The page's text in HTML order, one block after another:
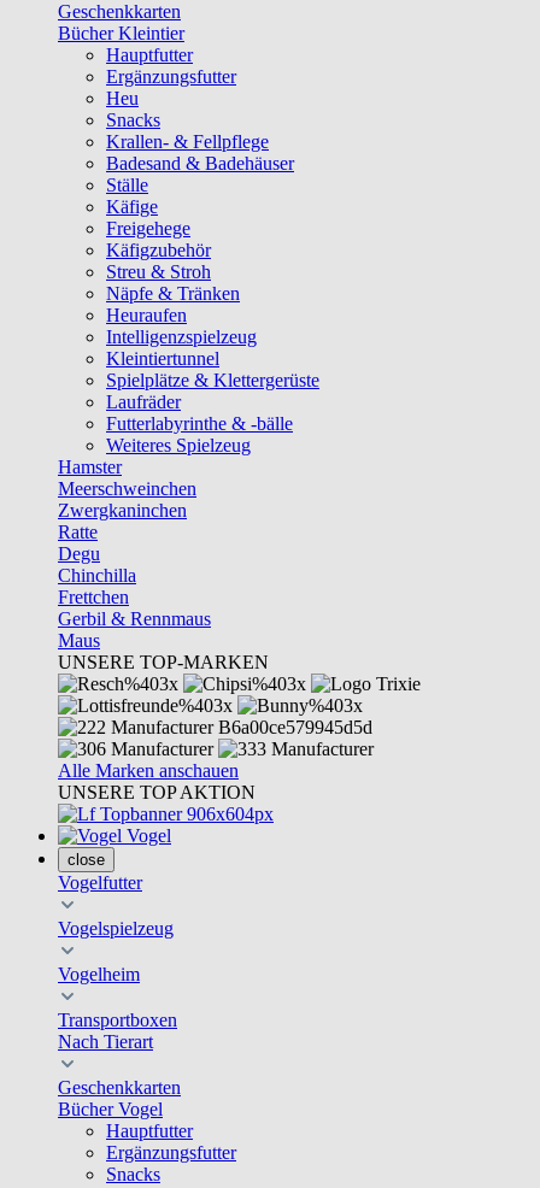
Geschenkkarten
Bücher Kleintier
Hauptfutter
Ergänzungsfutter
Heu
Snacks
Krallen- & Fellpflege
Badesand & Badehäuser
Ställe
Käfige
Freigehege
Käfigzubehör
Streu & Stroh
Näpfe & Tränken
Heuraufen
Intelligenzspielzeug
Kleintiertunnel
Spielplätze & Klettergerüste
Laufräder
Futterlabyrinthe & -bälle
Weiteres Spielzeug
Hamster
Meerschweinchen
Zwergkaninchen
Ratte
Degu
Chinchilla
Frettchen
Gerbil & Rennmaus
Maus
UNSERE TOP-MARKEN
Alle Marken anschauen
UNSERE TOP AKTION
Vogel
close
Vogelfutter
Vogelspielzeug
Vogelheim
Transportboxen
Nach Tierart
Geschenkkarten
Bücher Vogel
Hauptfutter
Ergänzungsfutter
Snacks